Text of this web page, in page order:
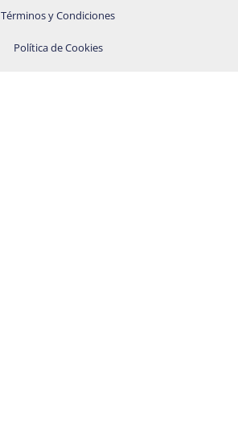
Términos y Condiciones
Política de Cookies